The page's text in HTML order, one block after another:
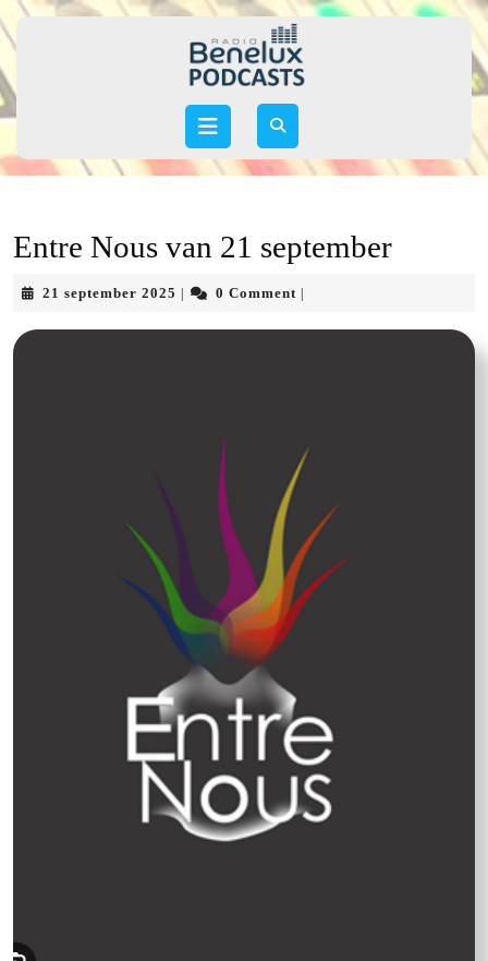
Skip
to
Open
Entre Nous van 21 september
21 september 2025 21
2025
0 Comment